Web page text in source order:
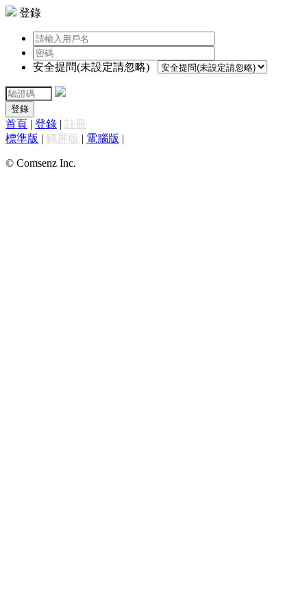
登錄
安全提問(未設定請忽略)
登錄
首頁 | 登錄 | 註冊
標準版 | 觸屏版 | 電腦版 |
© Comsenz Inc.